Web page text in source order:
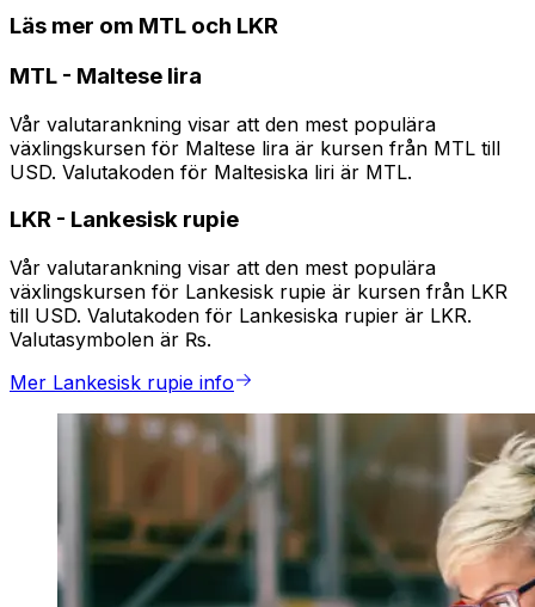
Läs mer om MTL och LKR
MTL - Maltese lira
Vår valutarankning visar att den mest populära
växlingskursen för Maltese lira är kursen från MTL till
USD. Valutakoden för Maltesiska liri är MTL.
LKR - Lankesisk rupie
Vår valutarankning visar att den mest populära
växlingskursen för Lankesisk rupie är kursen från LKR
till USD. Valutakoden för Lankesiska rupier är LKR.
Valutasymbolen är ₨.
Mer Lankesisk rupie info